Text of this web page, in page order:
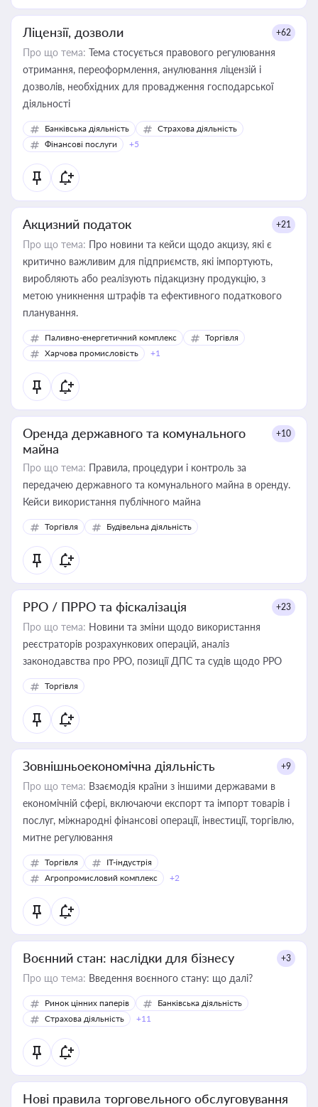
Ліцензії, дозволи +62
Про що тема: Тема стосується правового регулювання
отримання, переоформлення, анулювання ліцензій і
дозволів, необхідних для провадження господарської
діяльності
Банківська діяльність
Страхова діяльність
Фінансові послуги
+5
Акцизний податок +21
Про що тема: Про новини та кейси щодо акцизу, які є
критично важливим для підприємств, які імпортують,
виробляють або реалізують підакцизну продукцію, з
метою уникнення штрафів та ефективного податкового
планування.
Паливно-енергетичний комплекс
Торгівля
Харчова промисловість
+1
Оренда державного та комунального
майна
+10
Про що тема: Правила, процедури і контроль за
передачею державного та комунального майна в оренду.
Кейси використання публічного майна
Торгівля Будівельна діяльність
РРО / ПРРО та фіскалізація +23
Про що тема: Новини та зміни щодо використання
реєстраторів розрахункових операцій, аналіз
законодавства про РРО, позиції ДПС та судів щодо РРО
Торгівля
Зовнішньоекономічна діяльність +9
Про що тема: Взаємодія країни з іншими державами в
економічній сфері, включаючи експорт та імпорт товарів і
послуг, міжнародні фінансові операції, інвестиції, торгівлю,
митне регулювання
Торгівля
IT-індустрія
Агропромисловий комплекс
+2
Воєнний стан: наслідки для бізнесу +3
Про що тема: Введення воєнного стану: що далі?
Ринок цінних паперів
Банківська діяльність
Страхова діяльність
+11
Нові правила торговельного обслуговування